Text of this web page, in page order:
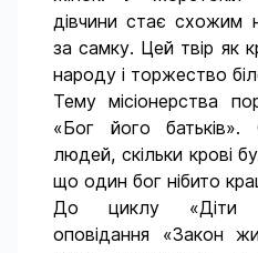
дівчини стає схожим
за самку. Цей твір як
народу і торжество
Тему місіонерства
«Бог його батьків».
людей, скільки крові
що один бог нібито
До циклу «Діти
оповідання «Закон